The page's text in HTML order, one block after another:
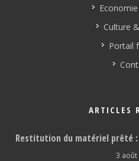
Culture
Portail
ARTICLES
Restitution du matériel prêté
3 août